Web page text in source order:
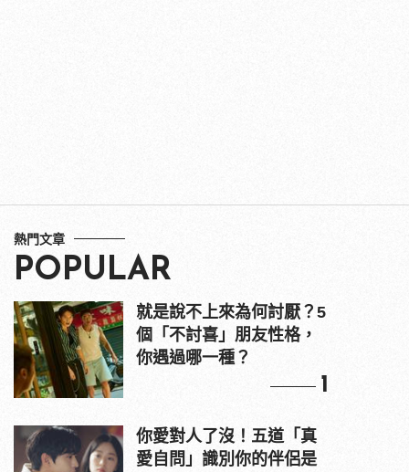
熱門文章
POPULAR
就是說不上來為何討厭？5
個「不討喜」朋友性格，
你遇過哪一種？
1
你愛對人了沒！五道「真
愛自問」識別你的伴侶是